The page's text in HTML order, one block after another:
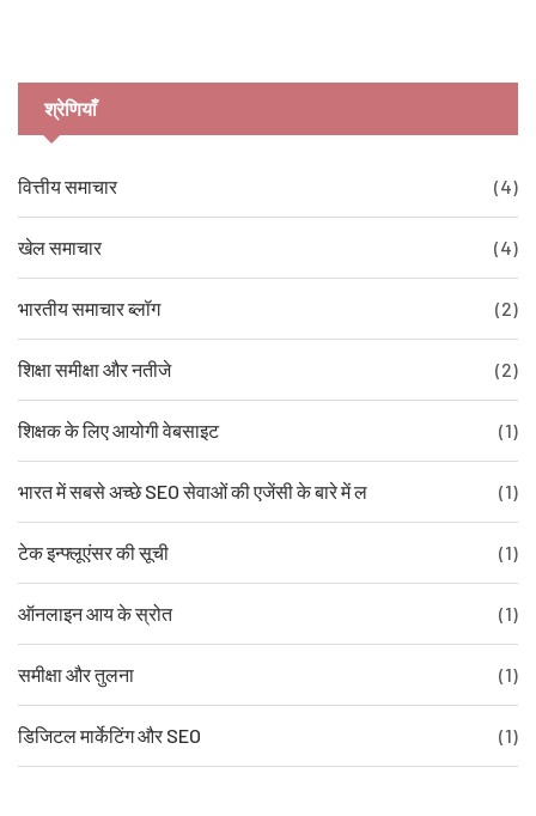
श्रेणियाँ
वित्तीय समाचार (4)
खेल समाचार (4)
भारतीय समाचार ब्लॉग (2)
शिक्षा समीक्षा और नतीजे (2)
शिक्षक के लिए आयोगी वेबसाइट (1)
भारत में सबसे अच्छे SEO सेवाओं की एजेंसी के बारे में ल (1)
टेक इन्फ्लूएंसर की सूची (1)
ऑनलाइन आय के स्रोत (1)
समीक्षा और तुलना (1)
डिजिटल मार्केटिंग और SEO (1)